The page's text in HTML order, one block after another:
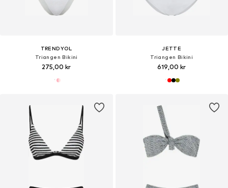
TRENDYOL
Triangen Bikini
275,00 kr
JETTE
Triangen Bikini
619,00 kr